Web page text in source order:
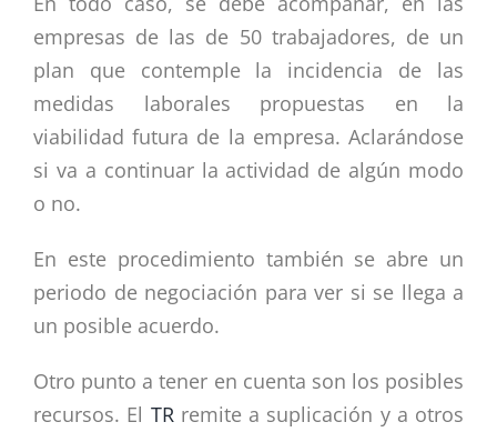
empresas de las de 50 trabajadores, de un
plan que contemple la incidencia de las
medidas laborales propuestas en la
viabilidad futura de la empresa. Aclarándose
si va a continuar la actividad de algún modo
o no.
En este procedimiento también se abre un
periodo de negociación para ver si se llega a
un posible acuerdo.
Otro punto a tener en cuenta son los posibles
recursos. El TR remite a suplicación y a otros